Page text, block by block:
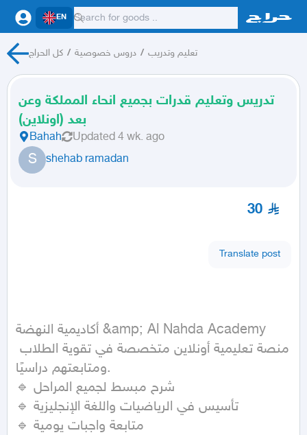
EN
كل الحراج / دروس خصوصية / تعليم وتدريب
تدريس وتعليم قدرات بجميع انحاء المملكة وعن
بعد (اونلاين)
Bahah Updated 4 wk. ago
S shehab ramadan
30
Translate post
أكاديمية النهضة &amp; Al Nahda Academy
ومتابعتهم دراسيًا.
🔹 شرح مبسط لجميع المراحل
🔹 تأسيس في الرياضيات واللغة الإنجليزية
🔹 متابعة واجبات يومية